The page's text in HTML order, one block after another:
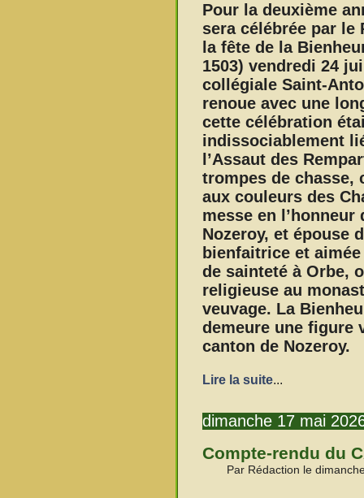
Pour la deuxième
sera célébrée par le
la fête de la
1503) vendredi 24
collégiale Saint-
renoue avec une
cette célébration
indissociablement
l’Assaut des
trompes de chasse,
aux couleurs des
messe en l’honneur
Nozeroy, et épouse
bienfaitrice et
de sainteté à Orbe,
religieuse au
veuvage. La
demeure une figure
canton de Nozeroy.
Lire la suite...
dimanche 17 mai
Compte-rendu du
Par Rédaction le